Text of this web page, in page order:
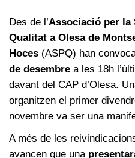
Des de l’Associació per la
Qualitat a Olesa de
Hoces (ASPQ) han
de desembre a les 18h
davant del CAP d’Olesa.
organitzen el primer
novembre va ser una
A més de les
avancen que una